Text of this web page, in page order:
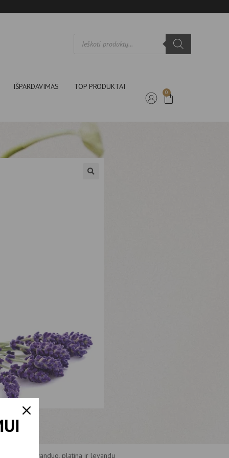
IŠPARDAVIMAS TOP PRODUKTAI
0
tirpsmo vanduo, platina ir levandų